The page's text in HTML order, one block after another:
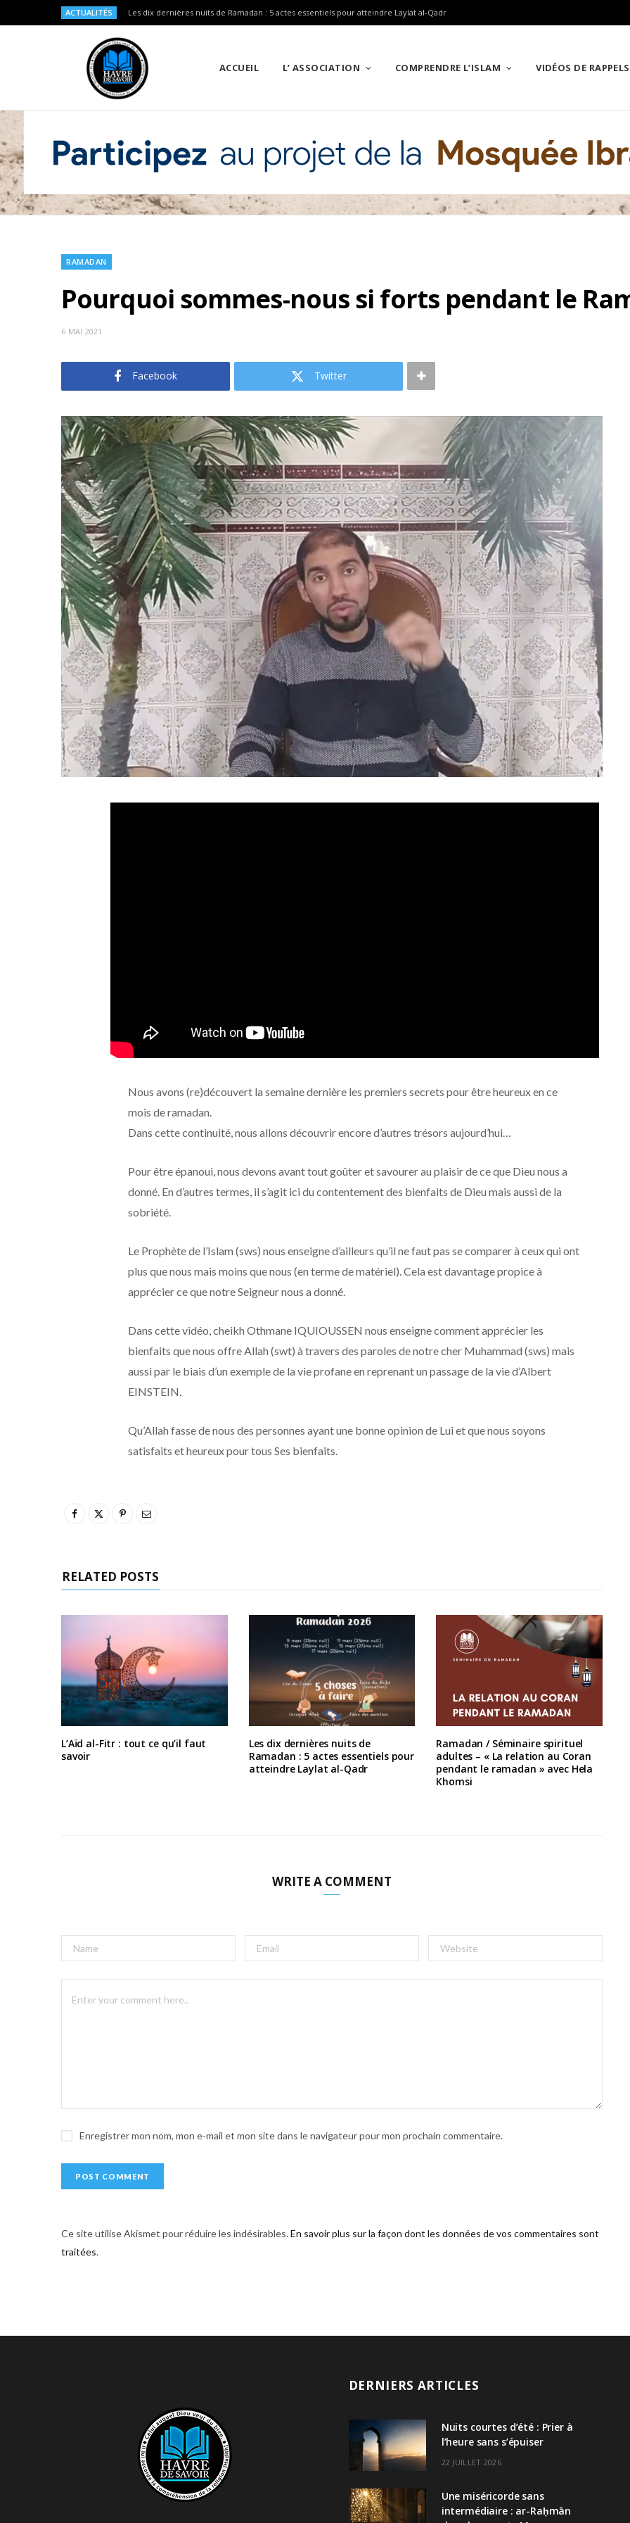
ACTUALITÉS Les dix dernières nuits de Ramadan : 5 actes essentiels pour atteindre Laylat al-Qadr
ACCUEIL L’ ASSOCIATION COMPRENDRE L’ISLAM VIDÉOS DE RAPPELS
RAMADAN
Pourquoi sommes-nous si forts pendant le
6 MAI 2021
Facebook Twitter
Nous avons (re)découvert la semaine dernière les premiers secrets pour être heureux en ce
mois de ramadan.
Dans cette continuité, nous allons découvrir encore d’autres trésors aujourd’hui…
Pour être épanoui, nous devons avant tout goûter et savourer au plaisir de ce que Dieu nous a
donné. En d’autres termes, il s’agit ici du contentement des bienfaits de Dieu mais aussi de la
sobriété.
Le Prophète de l’Islam (sws) nous enseigne d’ailleurs qu’il ne faut pas se comparer à ceux qui ont
plus que nous mais moins que nous (en terme de matériel). Cela est davantage propice à
apprécier ce que notre Seigneur nous a donné.
Dans cette vidéo, cheikh Othmane IQUIOUSSEN nous enseigne comment apprécier les
bienfaits que nous offre Allah (swt) à travers des paroles de notre cher Muhammad (sws) mais
aussi par le biais d’un exemple de la vie profane en reprenant un passage de la vie d’Albert
EINSTEIN.
Qu’Allah fasse de nous des personnes ayant une bonne opinion de Lui et que nous soyons
satisfaits et heureux pour tous Ses bienfaits.
RELATED POSTS
L’Aïd al-Fitr : tout ce qu’il faut
savoir
Les dix dernières nuits de
Ramadan : 5 actes essentiels pour
atteindre Laylat al-Qadr
Ramadan / Séminaire spirituel
adultes – « La relation au Coran
pendant le ramadan » avec Hela
Khomsi
WRITE A COMMENT
Enregistrer mon nom, mon e-mail et mon site dans le navigateur pour mon prochain commentaire.
l
t
v
:
Ce site utilise Akismet pour réduire les indésirables.En savoir plus sur la façon dont les données de vos commentaires sont
traitées.
DERNIERS ARTICLES
Nuits courtes d’été : Prier à
l’heure sans s’épuiser
22 JUILLET 2026
Une miséricorde sans
intermédiaire : ar-Raḥmān